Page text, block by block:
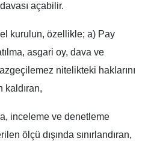
açabilir.
kurulun, özellikle; a) Pay
asgari oy, dava ve
nitelikteki haklarını
kaldıran,
inceleme ve denetleme
ölçü dışında sınırlandıran,